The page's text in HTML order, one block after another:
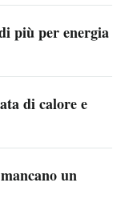
più per energia
di calore e
un